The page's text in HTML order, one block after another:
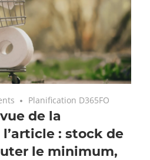
Planification D365FO
de la
: stock de
le minimum,